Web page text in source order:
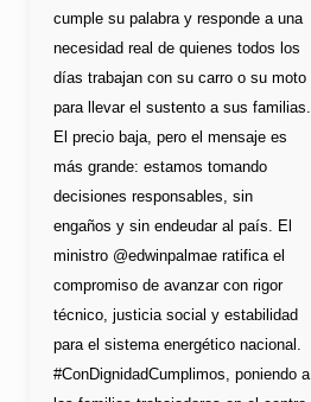
cumple su palabra y responde a una
necesidad real de quienes todos los
días trabajan con su carro o su moto
para llevar el sustento a sus familias.
El precio baja, pero el mensaje es
más grande: estamos tomando
decisiones responsables, sin
engaños y sin endeudar al país. El
ministro @edwinpalmae ratifica el
compromiso de avanzar con rigor
técnico, justicia social y estabilidad
para el sistema energético nacional.
#ConDignidadCumplimos, poniendo a